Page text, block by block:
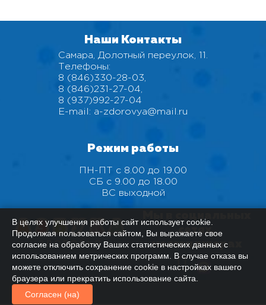
Наши Контакты
Самара, Долотный переулок, 11.
Телефоны:
8 (846)330-28-03
8 (846)231-27-04
8 (937)992-27-04
E-mail: a-zdorovya@mail.ru
Режим работы
ПН-ПТ с 8.00 до 19.00
СБ с 9.00 до 18.00
ВС выходной
сетях,
мессенджерах
В целях улучшения работы сайт использует cookie.
Продолжая пользоваться сайтом, Вы выражаете свое
согласие на обработку Ваших статистических данных с
использованием метрических программ. В случае отказа вы
можете отключить сохранение cookie в настройках вашего
браузера или прекратить использование сайта.
Согласен (на)